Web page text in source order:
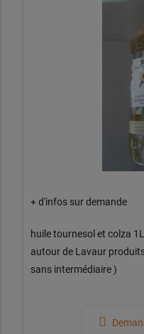
+ d'infos sur demande
huile tournesol et colza
autour de Lavaur
sans intermédiaire )